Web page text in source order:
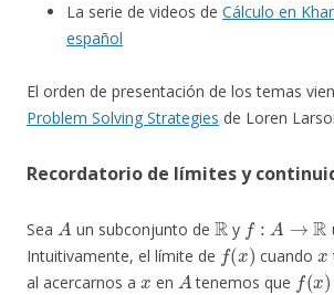
La serie de videos de Cálculo en
español
El orden de presentación de los temas
Problem Solving Strategies de Loren
Recordatorio de límites y
Sea
A
un subconjunto de
R
y
: →
Intuitivamente, el límite de
f(x )
cuando
x
al acercarnos a
x
en
A
tenemos que
f(x)